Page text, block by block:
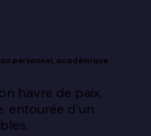
personnel, académique
havre de paix,
entourée d'un